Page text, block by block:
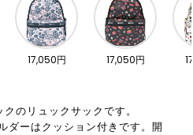
17,050円 17,050円
のリュックサックです。
ダーはクッション付きです。開